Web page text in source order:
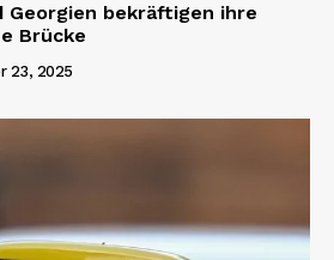
Georgien bekräftigen ihre
Brücke
23, 2025